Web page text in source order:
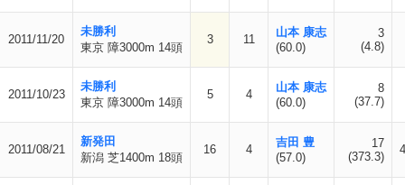
2011/11/20
未勝利
東京 障3000m 14頭
3 11
山本 康志
(60.0)
3
(4.8)
2011/10/23
未勝利
東京 障3000m 14頭
5 4
山本 康志
(60.0)
8
(37.7)
2011/08/21
新発田
新潟 芝1400m 18頭
16 4
吉田 豊
(57.0)
17
(373.3)